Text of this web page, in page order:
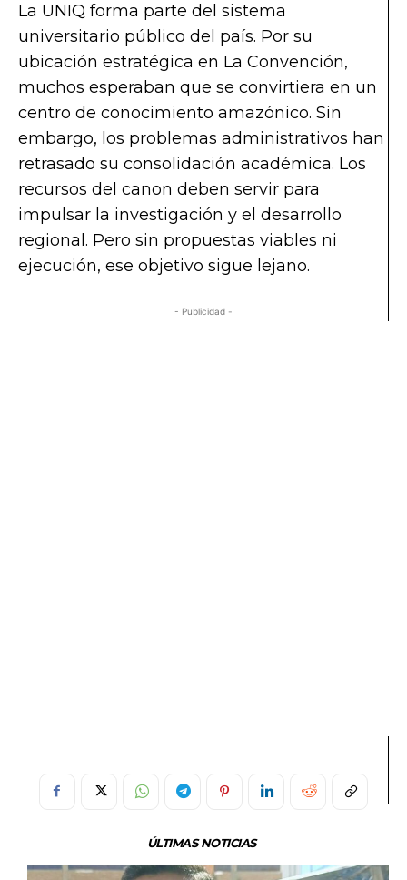
La UNIQ forma parte del sistema
universitario público del país. Por su
ubicación estratégica en La Convención,
muchos esperaban que se convirtiera en un
centro de conocimiento amazónico. Sin
embargo, los problemas administrativos han
retrasado su consolidación académica. Los
recursos del canon deben servir para
impulsar la investigación y el desarrollo
regional. Pero sin propuestas viables ni
ejecución, ese objetivo sigue lejano.
- Publicidad -
ÚLTIMAS NOTICIAS